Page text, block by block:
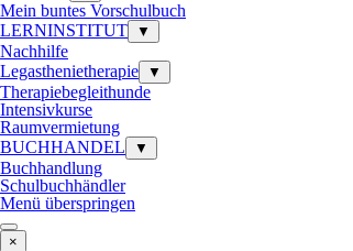
Mein buntes Vorschulbuch
LERNINSTITUT
▼
Nachhilfe
Legasthenietherapie
▼
Therapiebegleithunde
Intensivkurse
Raumvermietung
BUCHHANDEL
▼
Buchhandlung
Schulbuchhändler
Menü überspringen
×